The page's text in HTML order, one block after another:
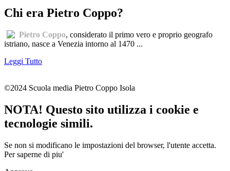
Chi era Pietro Coppo?
Pietro Coppo, considerato il primo vero e proprio geografo
istriano, nasce a Venezia intorno al 1470 ...
Leggi Tutto
©2024 Scuola media Pietro Coppo Isola
NOTA! Questo sito utilizza i cookie e
tecnologie simili.
Se non si modificano le impostazioni del browser, l'utente accetta.
Per saperne di piu'